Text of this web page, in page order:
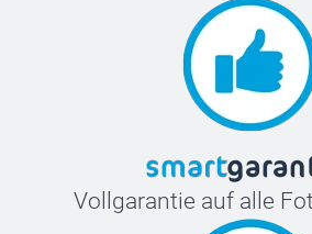
Vollgarantie auf alle